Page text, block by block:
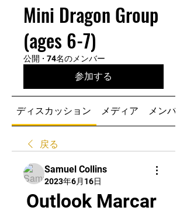
Mini Dragon Group
(ages 6-7)
公開 · 74名のメンバー
参加する
ディスカッション メディア メンバー
戻る
Samuel Collins
2023年6月16日
Outlook Marcar